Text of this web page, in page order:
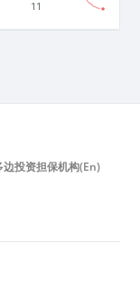
11
边投资担保机构(En)